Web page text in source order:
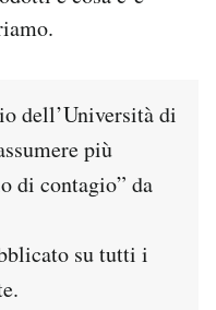
dell’Università di
più
di contagio” da
su tutti i